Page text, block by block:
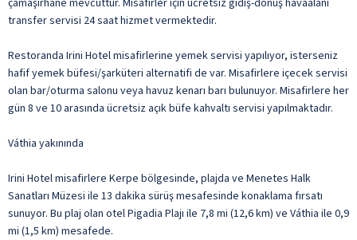
transfer servisi 24 saat hizmet vermektedir.
Restoranda Irini Hotel misafirlerine yemek servisi yapılıyor, isterseniz
hafif yemek büfesi/şarküteri alternatifi de var. Misafirlere içecek servisi
olan bar/oturma salonu veya havuz kenarı barı bulunuyor. Misafirlere her
gün 8 ve 10 arasında ücretsiz açık büfe kahvaltı servisi yapılmaktadır.
Váthia yakınında
Irini Hotel misafirlere Kerpe bölgesinde, plajda ve Menetes Halk
Sanatları Müzesi ile 13 dakika sürüş mesafesinde konaklama fırsatı
sunuyor. Bu plaj olan otel Pigadia Plajı ile 7,8 mi (12,6 km) ve Váthia ile 0,9
mi (1,5 km) mesafede.